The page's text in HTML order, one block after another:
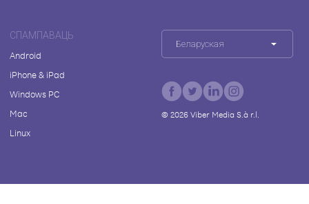
СПАМПАВАЦЬ
Android
iPhone & iPad
Windows PC
Mac
Linux
Беларуская
© 2026Viber Media S.à r.l.